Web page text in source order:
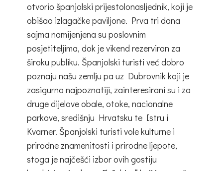
otvorio španjolski prijestolonasljednik, koji je
obišao izlagačke paviljone. Prva tri dana
sajma namijenjena su poslovnim
posjetiteljima, dok je vikend rezerviran za
široku publiku. Španjolski turisti već dobro
poznaju našu zemlju pa uz Dubrovnik koji je
zasigurno najpoznatiji, zainteresirani su i za
druge dijelove obale, otoke, nacionalne
parkove, središnju Hrvatsku te Istru i
Kvarner. Španjolski turisti vole kulturne i
prirodne znamenitosti i prirodne ljepote,
stoga je najčešći izbor ovih gostiju